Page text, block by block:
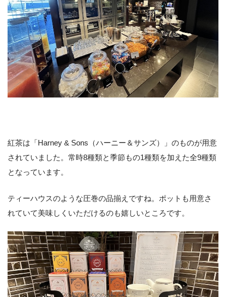
紅茶は「Harney & Sons（ハーニー＆サンズ）」のものが用意
されていました。常時8種類と季節もの1種類を加えた全9種類
となっています。
ティーハウスのような圧巻の品揃えですね。ポットも用意さ
れていて美味しくいただけるのも嬉しいところです。